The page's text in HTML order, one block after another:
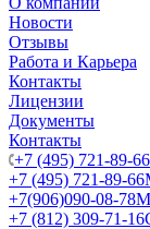
Новости
Отзывы
Работа и Карьера
Контакты
Лицензии
Документы
Контакты
+7 (495) 721-89-66
+7 (495) 721-89-66
+7(906)090-08-78
+7 (812) 309-71-16